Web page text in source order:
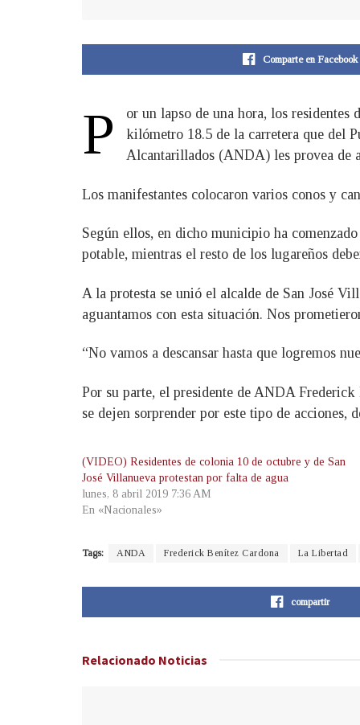
Comparte en Facebook
P
or un lapso de una hora, los
kilómetro 18.5 de la carretera que del
Alcantarillados (ANDA) les provea de
Los manifestantes colocaron varios conos y
Según ellos, en dicho municipio ha
potable, mientras el resto de los lugareños
A la protesta se unió el alcalde de San José
aguantamos con esta situación. Nos
“No vamos a descansar hasta que logremos
Por su parte, el presidente de ANDA
se dejen sorprender por este tipo de acciones,
(VIDEO) Residentes de colonia 10 de octubre y de San
José Villanueva protestan por falta de agua
lunes, 8 abril 2019 7:36 AM
En «Nacionales»
Tags: ANDA Frederick Benítez Cardona La Libertad
compartir
Relacionado Noticias